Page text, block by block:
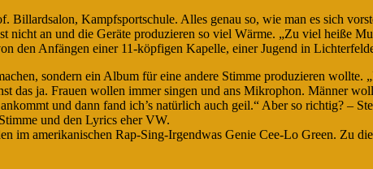
Kampfsportschule. Alles genau so, wie man es sich
an und die Geräte produzieren so viel Wärme. „Zu viel heiße
den Anfängen einer 11-köpfigen Kapelle, einer Jugend in
sondern ein Album für eine andere Stimme produzieren
das ja. Frauen wollen immer singen und ans Mikrophon. Männer
und dann fand ich’s natürlich auch geil.“ Aber so richtig? –
und den Lyrics eher VW.
im amerikanischen Rap-Sing-Irgendwas Genie Cee-Lo Green. Zu